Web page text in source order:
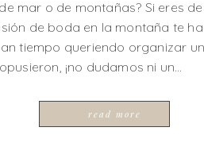
mar o de montañas? Si eres
de boda en la montaña te
tiempo queriendo organizar
¡no dudamos ni un…
read more